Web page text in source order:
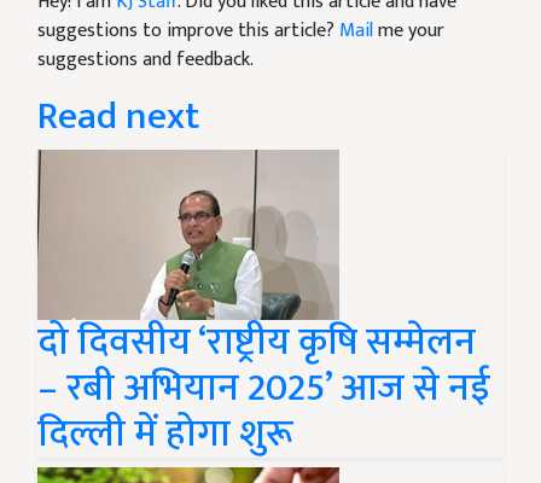
suggestions to improve this article? Mailme your
suggestions and feedback.
Read next
दो दिवसीय ‘राष्ट्रीय कृषि सम्मेलन
– रबी अभियान 2025’ आज से नई
दिल्ली में होगा शुरू